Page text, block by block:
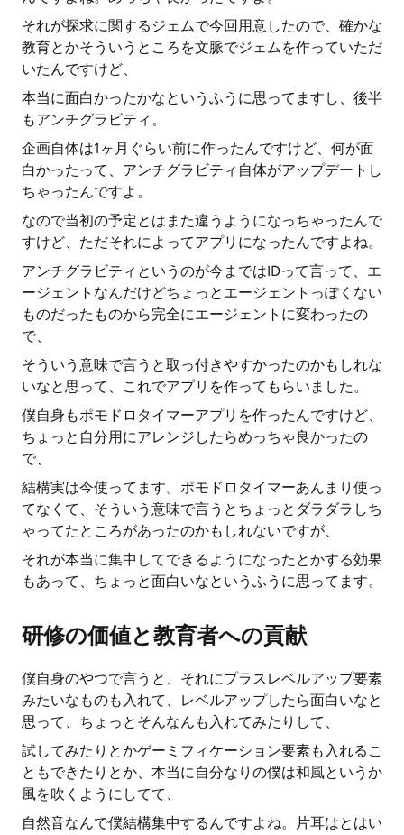
それが探求に関するジェムで今回用意したので、確かな
教育とかそういうところを文脈でジェムを作っていただ
いたんですけど、
本当に面白かったかなというふうに思ってますし、後半
もアンチグラビティ。
企画自体は1ヶ月ぐらい前に作ったんですけど、何が面
白かったって、アンチグラビティ自体がアップデートし
ちゃったんですよ。
なので当初の予定とはまた違うようになっちゃったんで
すけど、ただそれによってアプリになったんですよね。
アンチグラビティというのが今まではIDって言って、エ
ージェントなんだけどちょっとエージェントっぽくない
ものだったものから完全にエージェントに変わったの
で、
そういう意味で言うと取っ付きやすかったのかもしれな
いなと思って、これでアプリを作ってもらいました。
僕自身もポモドロタイマーアプリを作ったんですけど、
ちょっと自分用にアレンジしたらめっちゃ良かったの
で、
結構実は今使ってます。ポモドロタイマーあんまり使っ
てなくて、そういう意味で言うとちょっとダラダラしち
ゃってたところがあったのかもしれないですが、
それが本当に集中してできるようになったとかする効果
もあって、ちょっと面白いなというふうに思ってます。
研修の価値と教育者への貢献
僕自身のやつで言うと、それにプラスレベルアップ要素
みたいなものも入れて、レベルアップしたら面白いなと
思って、ちょっとそんなんも入れてみたりして、
試してみたりとかゲーミフィケーション要素も入れるこ
ともできたりとか、本当に自分なりの僕は和風というか
風を吹くようにしてて、
自然音なんで僕結構集中するんですよね。片耳はとはい